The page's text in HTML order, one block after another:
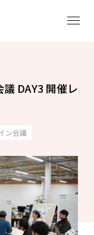
DAY3 開催レ
ン会議